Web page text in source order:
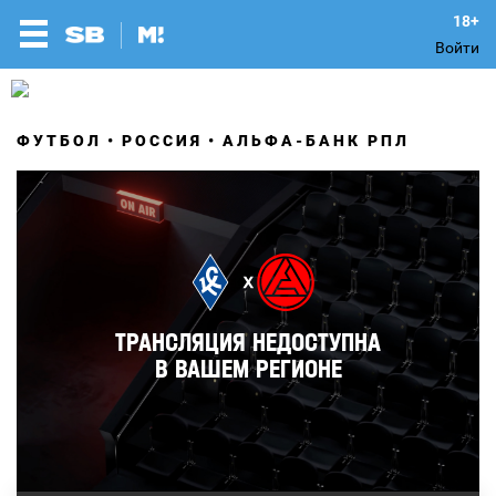
Войти
ФУТБОЛ РОССИЯ АЛЬФА-БАНК РПЛ